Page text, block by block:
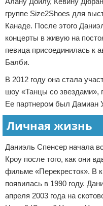
группе Size2Shoes для
Канаде. После этого
концерты в живую на
певица присоединилась к
Балби.
В 2012 году она стала
шоу «Танцы со звездами»,
Ее партнером был Дамиан
Личная жизнь
Даниэль Спенсер начала
Кроу после того, как они
фильме «Перекресток». В
появилась в 1990 году.
апреля 2003 года на